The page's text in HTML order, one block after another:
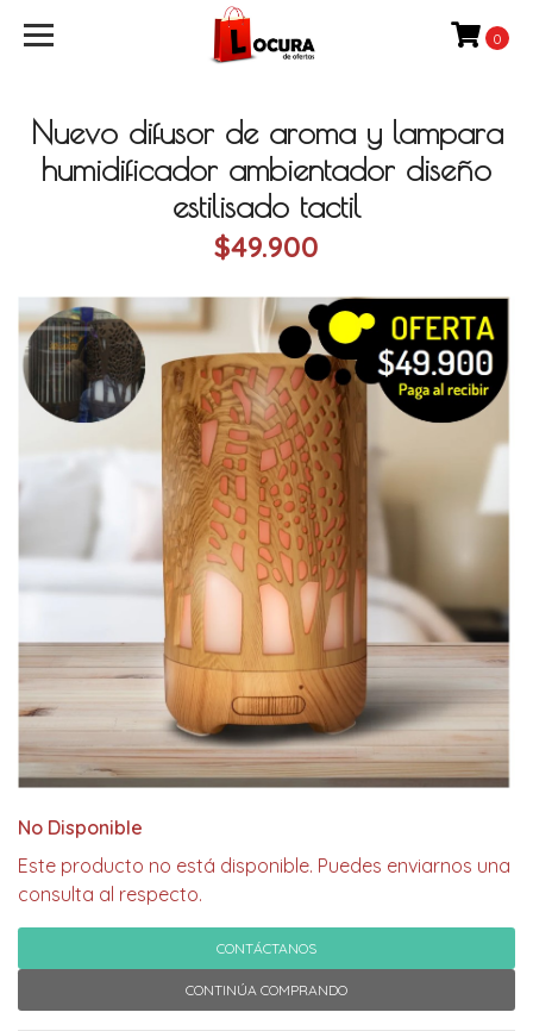
0
Nuevo difusor de aroma y lampara
humidificador ambientador diseño
estilisado tactil
$49.900
No Disponible
Este producto no está disponible. Puedes enviarnos una
consulta al respecto.
CONTÁCTANOS
CONTINÚA COMPRANDO